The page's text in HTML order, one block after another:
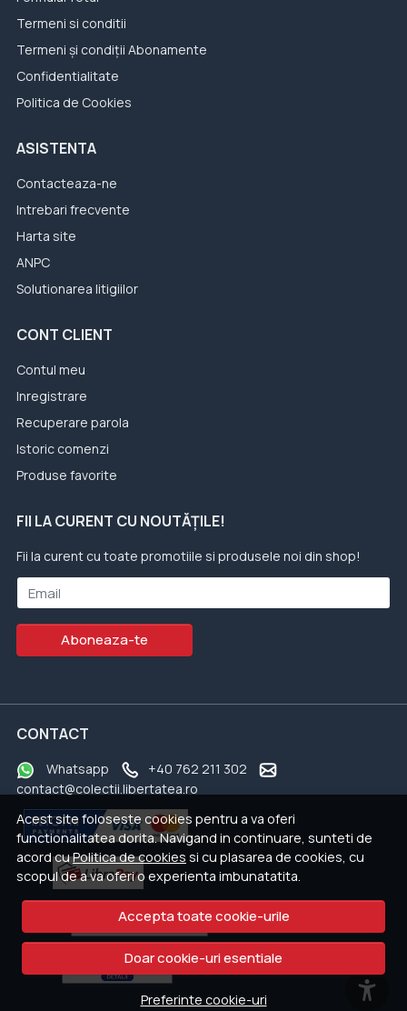
Acest site foloseste cookies pentru a va oferi
functionalitatea dorita. Navigand in continuare, sunteti de
acord cuPolitica de cookies si cu plasarea de cookies, cu
scopul de a va oferi o experienta imbunatatita.
Accepta toate cookie-urile
Doar cookie-uri esentiale
Preferinte cookie-uri
Termeni si conditii
Termeni și condiții Abonamente
Confidentialitate
Politica de Cookies
ASISTENTA
Contacteaza-ne
Intrebari frecvente
Harta site
ANPC
Solutionarea litigiilor
CONT CLIENT
Contul meu
Inregistrare
Recuperare parola
Istoric comenzi
Produse favorite
FII LA CURENT CU NOUTĂȚILE!
Fii la curent cu toate promotiile si produsele noi din shop!
Email
Aboneaza-te
CONTACT
Whatsapp
+40 762 211 302
contact@colectii.libertatea.ro